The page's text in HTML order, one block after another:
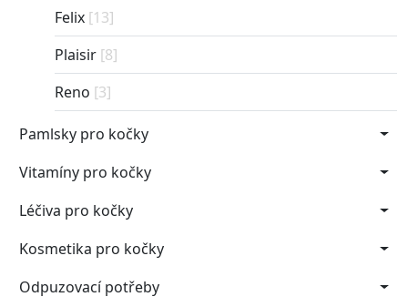
Felix [13]
Plaisir [8]
Reno [3]
Pamlsky pro kočky
Vitamíny pro kočky
Léčiva pro kočky
Kosmetika pro kočky
Odpuzovací potřeby